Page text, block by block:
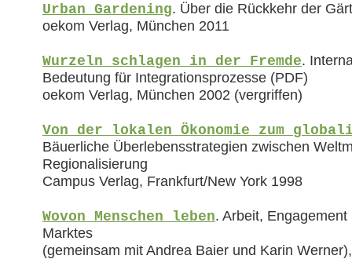
Urban Gardening. Über die Rückkehr der
oekom Verlag, München 2011
Wurzeln schlagen in der Fremde.
Bedeutung für Integrationsprozesse (PDF)
oekom Verlag, München 2002 (vergriffen)
Von der lokalen Ökonomie zum
Bäuerliche Überlebensstrategien zwischen
Regionalisierung
Campus Verlag, Frankfurt/New York 1998
Wovon Menschen leben. Arbeit,
Marktes
(gemeinsam mit Andrea Baier und Karin